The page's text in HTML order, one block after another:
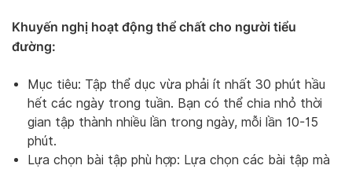
Khuyến nghị hoạt động thể chất cho người tiểu
đường:
Mục tiêu: Tập thể dục vừa phải ít nhất 30 phút hầu
hết các ngày trong tuần. Bạn có thể chia nhỏ thời
gian tập thành nhiều lần trong ngày, mỗi lần 10-15
phút.
Lựa chọn bài tập phù hợp: Lựa chọn các bài tập mà